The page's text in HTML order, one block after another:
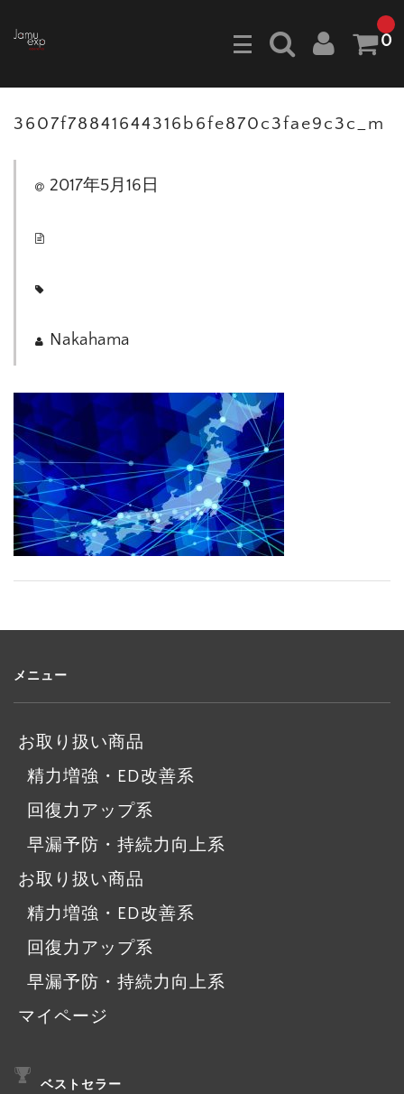
0
3607f78841644316b6fe870c3fae9c3c_m
2017年5月16日
Nakahama
メニュー
お取り扱い商品
精力増強・ED改善系
回復力アップ系
早漏予防・持続力向上系
お取り扱い商品
精力増強・ED改善系
回復力アップ系
早漏予防・持続力向上系
マイページ
ベストセラー